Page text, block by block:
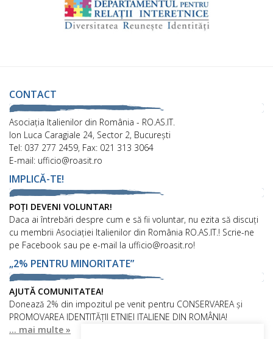
CONTACT
Asociaţia Italienilor din România - RO.AS.IT.
Ion Luca Caragiale 24, Sector 2, București
Tel: 037 277 2459, Fax: 021 313 3064
E-mail: ufficio@roasit.ro
IMPLICĂ-TE!
POȚI DEVENI VOLUNTAR!
Daca ai întrebări despre cum e să fii voluntar, nu ezita să discuți
cu membrii Asociației Italienilor din România RO.AS.IT.! Scrie-ne
pe Facebook sau pe e-mail la ufficio@roasit.ro!
„2% PENTRU MINORITATE”
AJUTĂ COMUNITATEA!
Donează 2% din impozitul pe venit pentru CONSERVAREA și
PROMOVAREA IDENTITĂȚII ETNIEI ITALIENE DIN ROMÂNIA!
... mai multe »